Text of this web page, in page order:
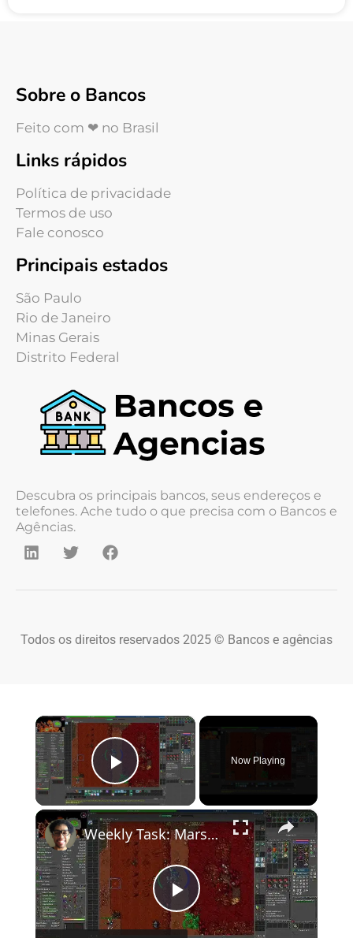
Sobre o Bancos
Feito com ❤ no Brasil
Links rápidos
Política de privacidade
Termos de uso
Fale conosco
Principais estados
São Paulo
Rio de Janeiro
Minas Gerais
Distrito Federal
Descubra os principais bancos, seus endereços e
telefones. Ache tudo o que precisa com o Bancos e
Agências.
Todos os direitos reservados 2025 © Bancos e agências
×
Play Video
Now Playing
×
Play Video
Weekly Task: Marsh Stalker e Swampling - Localização Rápida